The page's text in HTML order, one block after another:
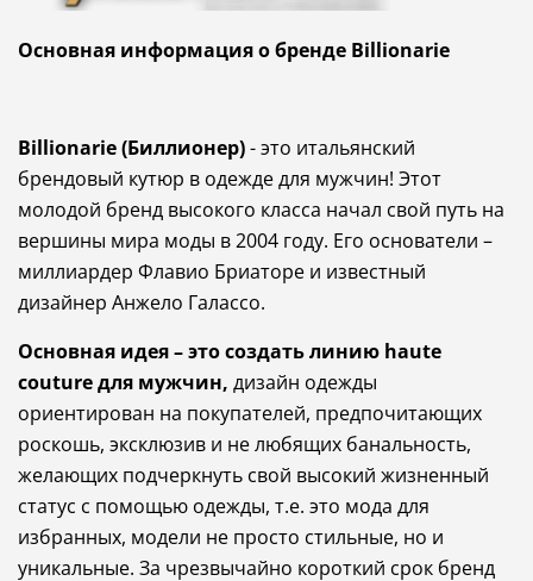
Основная информацияобренде Billionarie
Billionarie(Биллионер)- это итальянский
брендовый кутюр в одежде для мужчин! Этот
молодой бренд высокого класса начал свой путь на
вершины мира моды в2004 году. Его основатели –
миллиардер Флавио Бриаторе и известный
дизайнер Анжело Галассо.
Основная идея–этосоздатьлинию haute
coutureдля мужчин, дизайн одежды
ориентирован на покупателей, предпочитающих
роскошь, эксклюзив и нелюбящих банальность,
желающих подчеркнуть свой высокий жизненный
статус с помощью одежды, т.е. это мода для
избранных, модели не просто стильные, но и
уникальные. За чрезвычайно короткий срок бренд